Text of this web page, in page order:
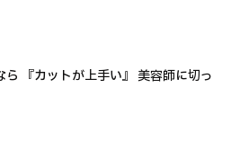
『カットが上手い』 美容師に切っ